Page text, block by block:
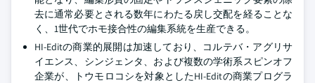
去に通常必要とされる数年にわたる戻し交配を経ることな
く、1世代でホモ接合性の編集系統を生産できる。
HI-Editの商業的展開は加速しており、コルテバ・アグリサ
イエンス、シンジェンタ、および複数の学術系スピンオフ
企業が、トウモロコシを対象としたHI-Editの商業プログラ